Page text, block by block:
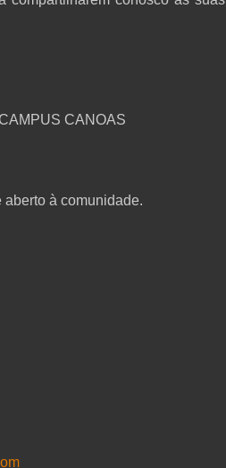
CANOAS
à comunidade.